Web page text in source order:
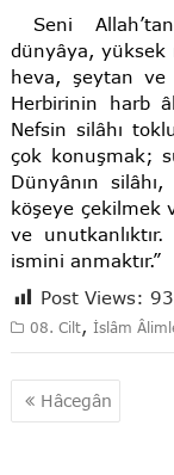
Seni
dünyâya, yüksek
heva, şeytan ve
Herbirinin harb
Nefsin silâhı
çok konuşmak;
Dünyânın
köşeye çekilmek
ve unutkanlıktır.
ismini anmaktır.”
Post Views:
08. Cilt,İslâm
Yazı
gezinmesi
Hâcegân